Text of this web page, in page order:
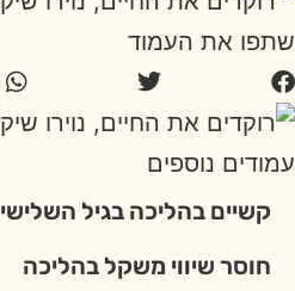
שתפו את העמוד
עמודים נוספים
קשיים בהליכה בגיל השלישי
חוסר שיווי משקל בהליכה